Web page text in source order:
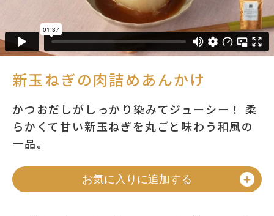
新玉ねぎの肉詰めあんかけ
かつおだしがしっかり染みてジューシー！ 柔
らかくて甘い新玉ねぎを丸ごと味わう和風の
一品。
お気に入りに追加する